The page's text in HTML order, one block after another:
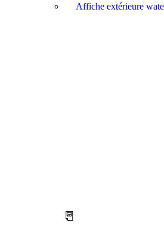
Affiche extérieure